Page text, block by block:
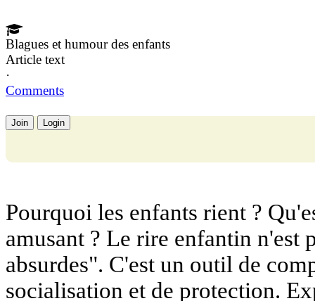
Blagues et humour des enfants
Article text
·
Comments
Join Login
Pourquoi les enfants rient ?
amusant ? Le rire enfantin n'est
absurdes". C'est un outil de
socialisation et de protection.